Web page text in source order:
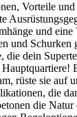
Vorteile
und
und Schurken
die dein
rüste sie auf
die
die